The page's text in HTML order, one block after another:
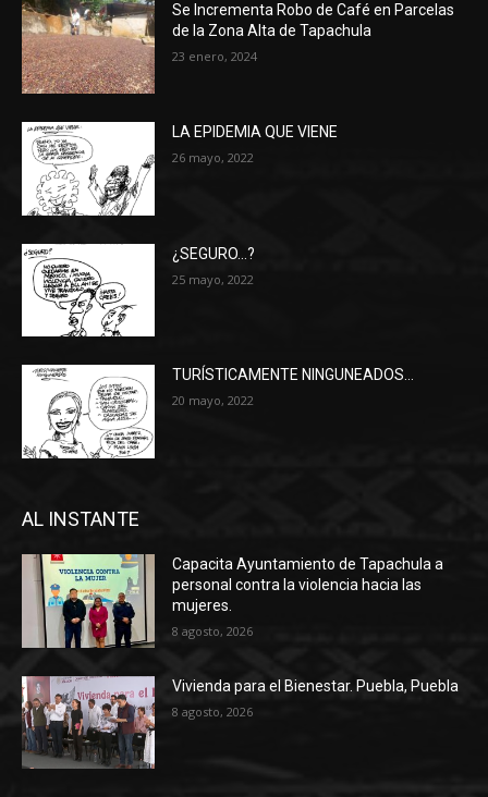
Se Incrementa Robo de Café en Parcelas
de la Zona Alta de Tapachula
23 enero, 2024
LA EPIDEMIA QUE VIENE
26 mayo, 2022
¿SEGURO…?
25 mayo, 2022
TURÍSTICAMENTE NINGUNEADOS…
20 mayo, 2022
AL INSTANTE
Capacita Ayuntamiento de Tapachula a
personal contra la violencia hacia las
mujeres.
8 agosto, 2026
Vivienda para el Bienestar. Puebla, Puebla
8 agosto, 2026